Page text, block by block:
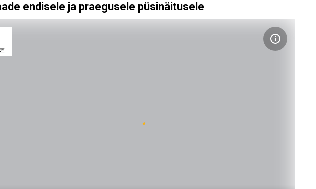
endisele ja praegusele püsinäitusele